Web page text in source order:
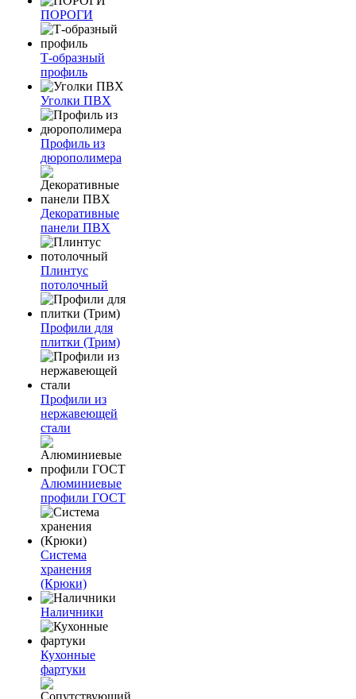
ПОРОГИ
Т-образный
профиль
Уголки ПВХ
Профиль из
дюрополимера
Декоративные
панели ПВХ
Плинтус
потолочный
Профили для
плитки (Трим)
Профили из
нержавеющей
стали
Алюминиевые
профили ГОСТ
Система
хранения
(Крюки)
Наличники
Кухонные
фартуки